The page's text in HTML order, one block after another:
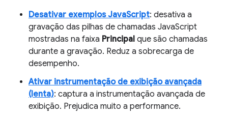
Desativar exemplos JavaScript: desativa a
gravação das pilhas de chamadas JavaScript
mostradas na faixa Principal que são chamadas
durante a gravação. Reduz a sobrecarga de
desempenho.
Ativar instrumentação de exibição avançada
(lenta): captura a instrumentação avançada de
exibição. Prejudica muito a performance.